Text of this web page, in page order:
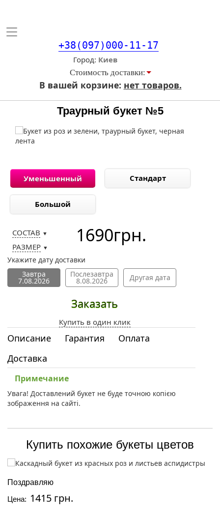
Toggle
+38(097)000-11-17
Город
Стоимость доставки:
В вашей корзине: нет товаров.
Траурный букет №5
Уменьшенный Стандарт
Большой
СОСТАВ ▼
РАЗМЕР ▼
1690грн.
Укажите дату доставки
Завтра
7.08.2026
Послезавтра
8.08.2026 Другая дата
Заказать
Купить в один клик
Описание Гарантия
Оплата
Доставка
Примечание
Увага! Доставлений букет не буде точною копією
зображення на сайті.
Купить похожие букеты цветов
Поздравляю
Цена: 1415 грн.